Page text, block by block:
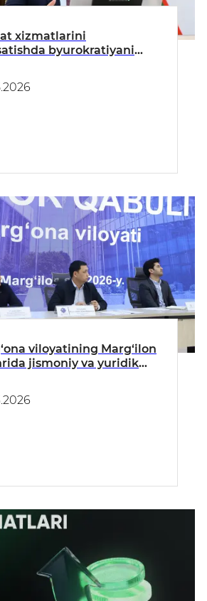
xizmatlarini
byurokratiyani
viloyatining Marg‘ilon
jismoniy va yuridik